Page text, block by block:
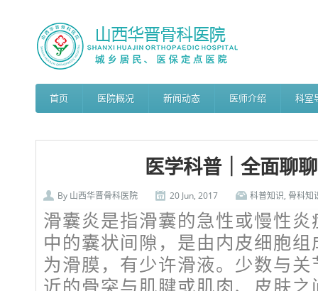
首页 医院概况 新闻动态 医师介绍 科室
医学科普｜全面聊
By 山西华晋骨科医院 20 Jun, 2017 科普知识, 骨科知
滑囊炎是指滑囊的急性或慢性
中的囊状间隙，是由内皮细胞
为滑膜，有少许滑液。少数与
近的骨突与肌腱或肌肉、皮肤